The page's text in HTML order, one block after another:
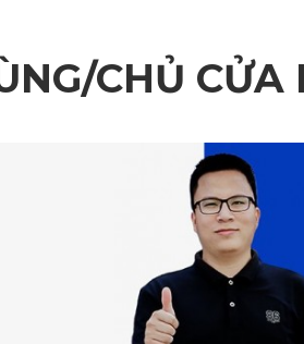
CHỦ CỬA